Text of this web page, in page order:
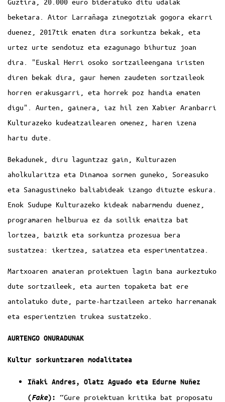
beketara. Aitor Larrañaga zinegotziak gogora ekarri
duenez, 2017tik ematen dira sorkuntza bekak, eta
urtez urte sendotuz eta ezagunago bihurtuz joan
dira. "Euskal Herri osoko sortzaileengana iristen
diren bekak dira, gaur hemen zaudeten sortzaileok
horren erakusgarri, eta horrek poz handia ematen
digu". Aurten, gainera, iaz hil zen Xabier Aranbarri
Kulturazeko kudeatzailearen omenez, haren izena
hartu dute.
Bekadunek, diru laguntzaz gain, Kulturazen
aholkularitza eta Dinamoa sormen guneko, Soreasuko
eta Sanagustineko baliabideak izango dituzte eskura.
Enok Sudupe Kulturazeko kideak nabarmendu duenez,
programaren helburua ez da soilik emaitza bat
lortzea, baizik eta sorkuntza prozesua bera
sustatzea: ikertzea, saiatzea eta esperimentatzea.
Martxoaren amaieran proiektuen lagin bana aurkeztuko
dute sortzaileek, eta aurten topaketa bat ere
antolatuko dute, parte-hartzaileen arteko harremanak
eta esperientzien trukea sustatzeko.
AURTENGO ONURADUNAK
Kultur sorkuntzaren modalitatea
Iñaki Andres, Olatz Aguado eta Edurne Nuñez
(Fake): “Gure proiektuan kritika bat proposatu